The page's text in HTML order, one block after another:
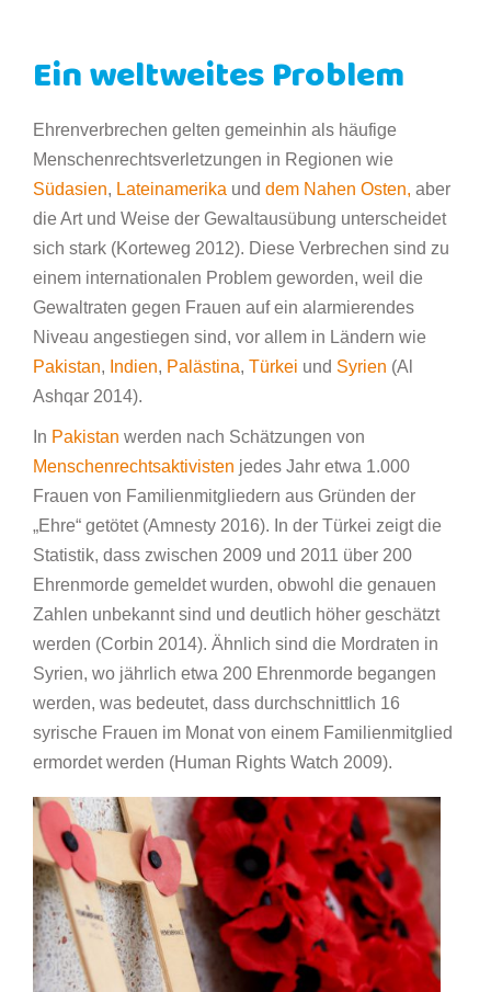
Ein weltweites Problem
Ehrenverbrechen gelten gemeinhin als häufige
Menschenrechtsverletzungen in Regionen wie
Südasien, Lateinamerika und dem Nahen Osten, aber
die Art und Weise der Gewaltausübung unterscheidet
sich stark (Korteweg 2012). Diese Verbrechen sind zu
einem internationalen Problem geworden, weil die
Gewaltraten gegen Frauen auf ein alarmierendes
Niveau angestiegen sind, vor allem in Ländern wie
Pakistan, Indien, Palästina, Türkei und Syrien (Al
Ashqar 2014).
In Pakistan werden nach Schätzungen von
Menschenrechtsaktivisten jedes Jahr etwa 1.000
Frauen von Familienmitgliedern aus Gründen der
„Ehre“ getötet (Amnesty 2016). In der Türkei zeigt die
Statistik, dass zwischen 2009 und 2011 über 200
Ehrenmorde gemeldet wurden, obwohl die genauen
Zahlen unbekannt sind und deutlich höher geschätzt
werden (Corbin 2014). Ähnlich sind die Mordraten in
Syrien, wo jährlich etwa 200 Ehrenmorde begangen
werden, was bedeutet, dass durchschnittlich 16
syrische Frauen im Monat von einem Familienmitglied
ermordet werden (Human Rights Watch 2009).